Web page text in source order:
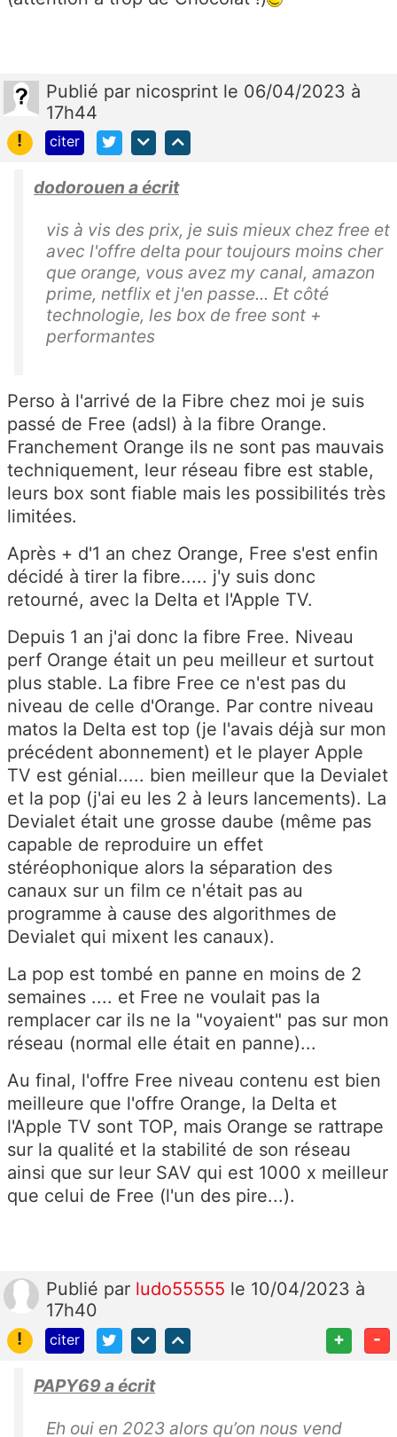
Publié par nicosprint le 06/04/2023 à
17h44
!
citer
dodorouen a écrit
vis à vis des prix, je suis mieux chez free et
avec l'offre delta pour toujours moins cher
que orange, vous avez my canal, amazon
prime, netflix et j'en passe... Et côté
technologie, les box de free sont +
performantes
Perso à l'arrivé de la Fibre chez moi je suis
passé de Free (adsl) à la fibre Orange.
Franchement Orange ils ne sont pas mauvais
techniquement, leur réseau fibre est stable,
leurs box sont fiable mais les possibilités très
limitées.
Après + d'1 an chez Orange, Free s'est enfin
décidé à tirer la fibre..... j'y suis donc
retourné, avec la Delta et l'Apple TV.
Depuis 1 an j'ai donc la fibre Free. Niveau
perf Orange était un peu meilleur et surtout
plus stable. La fibre Free ce n'est pas du
niveau de celle d'Orange. Par contre niveau
matos la Delta est top (je l'avais déjà sur mon
précédent abonnement) et le player Apple
TV est génial..... bien meilleur que la Devialet
et la pop (j'ai eu les 2 à leurs lancements). La
Devialet était une grosse daube (même pas
capable de reproduire un effet
stéréophonique alors la séparation des
canaux sur un film ce n'était pas au
programme à cause des algorithmes de
Devialet qui mixent les canaux).
La pop est tombé en panne en moins de 2
semaines .... et Free ne voulait pas la
remplacer car ils ne la "voyaient" pas sur mon
réseau (normal elle était en panne)...
Au final, l'offre Free niveau contenu est bien
meilleure que l'offre Orange, la Delta et
l'Apple TV sont TOP, mais Orange se rattrape
sur la qualité et la stabilité de son réseau
ainsi que sur leur SAV qui est 1000 x meilleur
que celui de Free (l'un des pire...).
Publié par ludo55555 le 10/04/2023 à
17h40
!
citer + -
PAPY69 a écrit
Eh oui en 2023 alors qu’on nous vend